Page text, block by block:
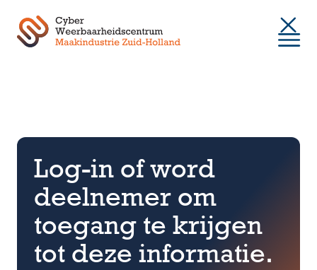
Log-in of word
deelnemer om
toegang te krijgen
tot deze informatie.